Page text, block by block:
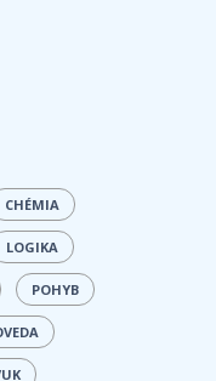
CHÉMIA
LOGIKA
POHYB